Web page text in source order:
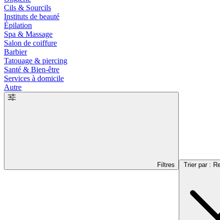
Cils & Sourcils
Instituts de beauté
Épilation
Spa & Massage
Salon de coiffure
Barbier
Tatouage & piercing
Santé & Bien-être
Services à domicile
Autre
Filtres